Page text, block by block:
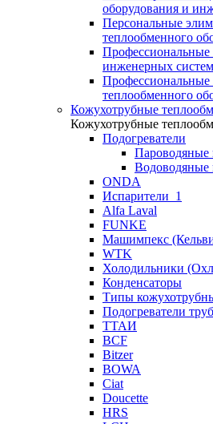
оборудования и
Персональные
теплообменного
инженерных систем
теплообменного
Кожухотрубные
Кожухотрубные
Подогреватели
Пароводяные
Водоводяные
ONDA
Испарители_1
Alfa Laval
FUNKE
Машимпекс
WTK
Холодильники
Конденсаторы
Типы
Подогреватели
ТТАИ
BCF
Bitzer
BOWA
Ciat
Doucette
HRS